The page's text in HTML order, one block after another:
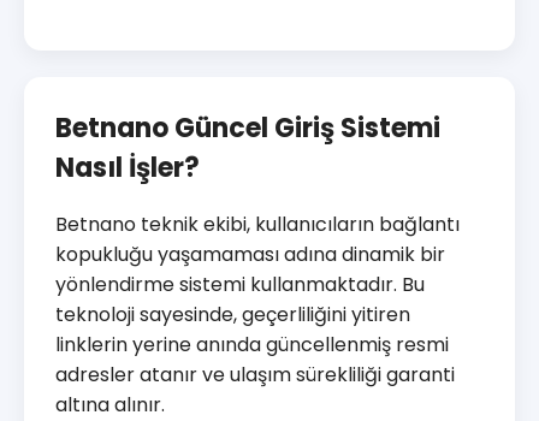
Betnano Güncel Giriş Sistemi
Nasıl İşler?
Betnano teknik ekibi, kullanıcıların bağlantı
kopukluğu yaşamaması adına dinamik bir
yönlendirme sistemi kullanmaktadır. Bu
teknoloji sayesinde, geçerliliğini yitiren
linklerin yerine anında güncellenmiş resmi
adresler atanır ve ulaşım sürekliliği garanti
altına alınır.